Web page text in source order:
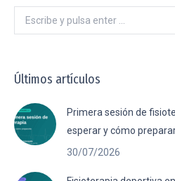
Buscar:
Últimos artículos
Primera sesión de
esperar y cómo
30/07/2026